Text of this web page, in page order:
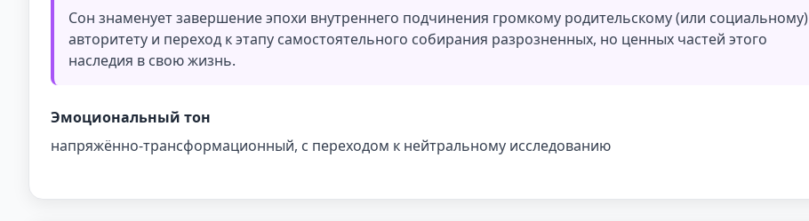
Сон знаменует завершение эпохи внутреннего подчинения громкому родительскому (или социальному)
авторитету и переход к этапу самостоятельного собирания разрозненных, но ценных частей этого
наследия в свою жизнь.
Эмоциональный тон
напряжённо-трансформационный, с переходом к нейтральному исследованию